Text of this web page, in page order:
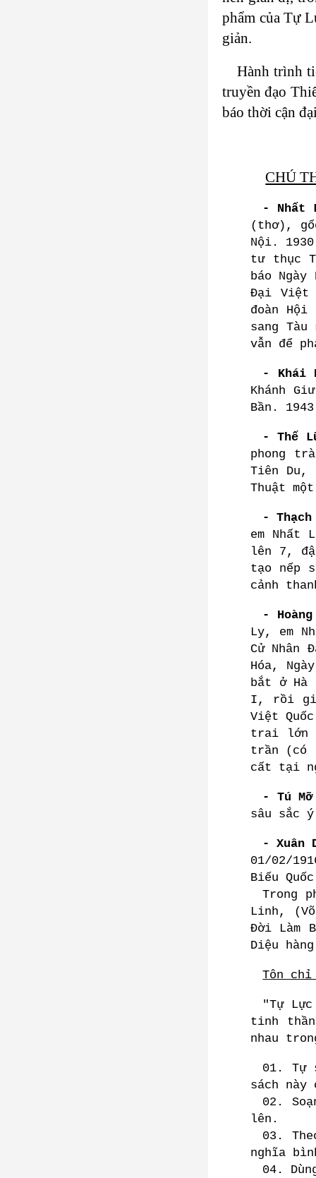
phẩm của Tự
giản.
Hành trình
truyền đạo
báo thời cận
CHÚ
- Nhất
(thơ),
Nội.
tư thục
báo
Đại Việt
đoàn
sang
vẫn để
- Khái
Khánh
Bần.
- Thế
phong
Tiên Du,
Thuật
- Thạch
em Nhất
lên 7,
tạo nếp
cảnh
-
Ly, em
Cử Nhân
Hóa,
bắt ở Hà
I, rồi giữ
Việt
trai lớn
trần (có
cất tại
- Tú Mỡ
sâu sắc
- Xuân
01/02/
Biếu
Trong
Linh,
Đời Làm
Diệu
Tôn chỉ
"Tự
tinh
nhau
01. Tự
sách
02.
lên.
03.
nghĩa
04.